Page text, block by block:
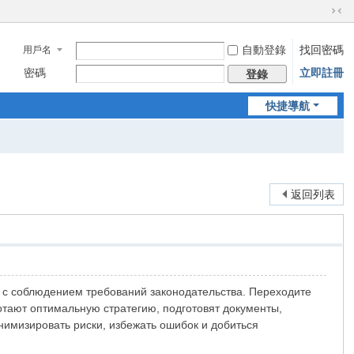
切
到
窄
版
用戶名 自動登錄
找回密碼
密碼
登錄 立即註冊
快捷導航
返回列表
соблюдением требований законодательства. Переходите
оптимальную стратегию, подготовят документы,
риски, избежать ошибок и добиться